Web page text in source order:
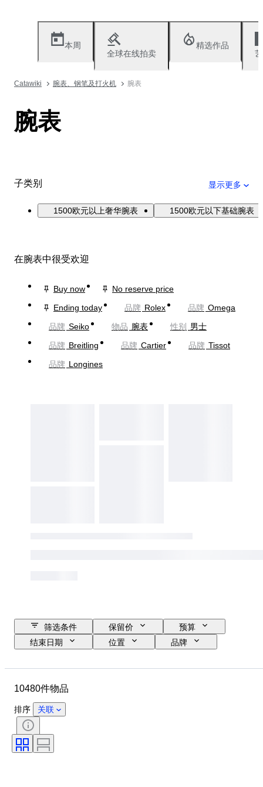
本周
全球在线拍卖
精选作品
Catawiki 腕表、钢笔及打火机 腕表
腕表
子类别 显示更多
1500欧元以上奢华腕表 1500欧元以下基础腕表
在腕表中很受欢迎
Buy now
No reserve price
Ending today
品牌 Rolex 品牌 Omega
品牌 Seiko 物品 腕表 性别
男士
品牌 Breitling 品牌 Cartier 品牌 Tissot
品牌 Longines
筛选条件 保留价
预算
结束日期
位置
品牌
状态
课题
颜色
时代
原创作品／复制品
10480件物品
排序 关联